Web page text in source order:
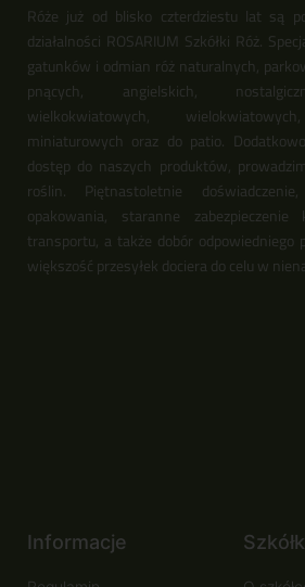
Róże już od blisko czterdziestu lat są
działalności ROSARIUM Szkółki Róż.
gatunków i odmian róż naturalnych,
pnących, angielskich,
wielkokwiatowych,
miniaturowych oraz do patio.
dostęp do naszych produktów,
roślin. Piętnastoletnie
opakowania, staranne
transportu, a także dobór odpowiedniego
większość przesyłek dociera do celu w
Informacje